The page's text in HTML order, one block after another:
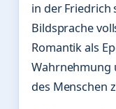
in der Friedrich
Bildsprache
Romantik als
Wahrnehmung
des Menschen